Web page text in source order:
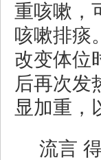
重咳嗽，
咳嗽排痰
改变体位
后再次发
显加重，
流言